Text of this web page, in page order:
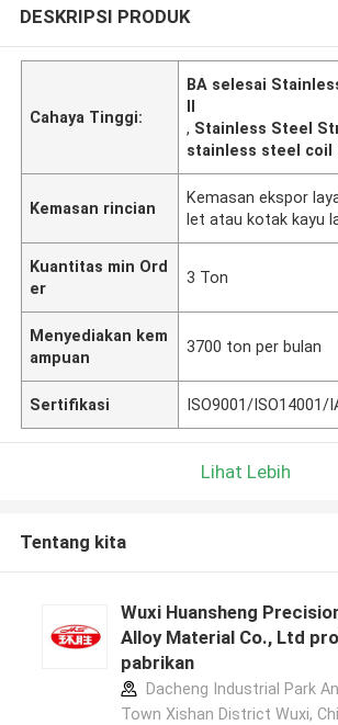
DESKRIPSI PRODUK
Cahaya Tinggi:
BA selesai
ll
, Stainless Steel
stainless steel coil
Kemasan rincian
Kemasan ekspor
let atau kotak kayu
Kuantitas min Ord
er
3 Ton
Menyediakan kem
ampuan
3700 ton per bulan
Sertifikasi ISO9001/ISO14001/
Lihat Lebih
Tentang kita
Wuxi Huansheng
Alloy Material Co., Ltd
pabrikan
Dacheng Industrial Park
Town Xishan District Wuxi,